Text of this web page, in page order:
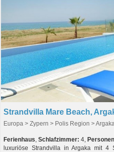
Europa > Zypern > Polis Region >
Ferienhaus, Schlafzimmer: 4,
luxuriöse Strandvilla in Argaka mit 4